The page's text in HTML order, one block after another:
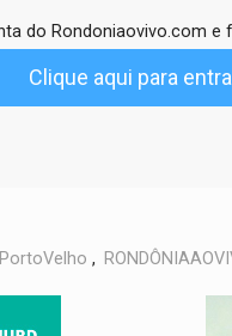
do Rondoniaovivo.com e
Clique aqui para
PortoVelho ,